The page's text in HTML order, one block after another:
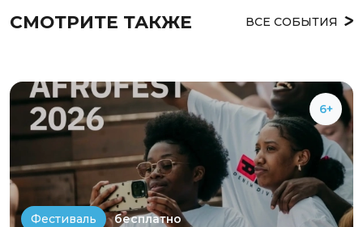
СМОТРИТЕ ТАКЖЕ ВСЕ СОБЫТИЯ
6+
Фестиваль бесплатно